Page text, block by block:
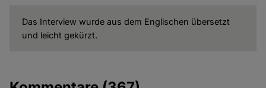
Das Interview wurde aus dem Englischen übersetzt
und leicht gekürzt.